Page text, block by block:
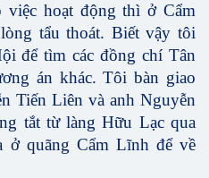
hoạt động thì ở Cẩm
tẩu thoát. Biết vậy tôi
để tìm các đồng chí Tân
án khác. Tôi bàn giao
Tiến Liên và anh Nguyễn
tắt từ làng Hữu Lạc qua
ở quãng Cẩm Lĩnh để về